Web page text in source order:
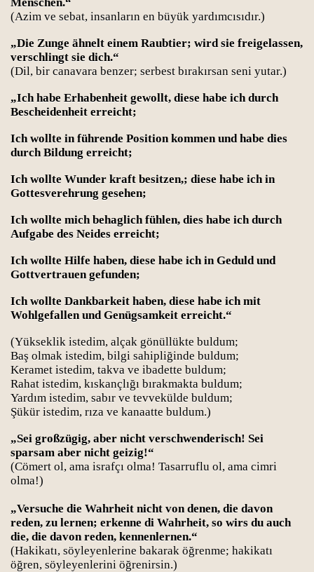
(Azim ve sebat, insanların en büyük yardımcısıdır.)
„Die Zunge ähnelt einem Raubtier; wird sie freigelassen,
verschlingt sie dich.“
(Dil, bir canavara benzer; serbest bırakırsan seni yutar.)
„Ich habe Erhabenheit gewollt, diese habe ich durch
Bescheidenheit erreicht;
Ich wollte in führende Position kommen und habe dies
durch Bildung erreicht;
Ich wollte Wunder kraft besitzen,; diese habe ich in
Gottesverehrung gesehen;
Ich wollte mich behaglich fühlen, dies habe ich durch
Aufgabe des Neides erreicht;
Ich wollte Hilfe haben, diese habe ich in Geduld und
Gottvertrauen gefunden;
Ich wollte Dankbarkeit haben, diese habe ich mit
Wohlgefallen und Genügsamkeit erreicht.“
(Yükseklik istedim, alçak gönüllükte buldum;
Baş olmak istedim, bilgi sahipliğinde buldum;
Keramet istedim, takva ve ibadette buldum;
Rahat istedim, kıskançlığı bırakmakta buldum;
Yardım istedim, sabır ve tevvekülde buldum;
Şükür istedim, rıza ve kanaatte buldum.)
„Sei großzügig, aber nicht verschwenderisch! Sei
sparsam aber nicht geizig!“
(Cömert ol, ama israfçı olma! Tasarruflu ol, ama cimri
olma!)
„Versuche die Wahrheit nicht von denen, die davon
reden, zu lernen; erkenne di Wahrheit, so wirs du auch
die, die davon reden, kennenlernen.“
(Hakikatı, söyleyenlerine bakarak öğrenme; hakikatı
öğren, söyleyenlerini öğrenirsin.)